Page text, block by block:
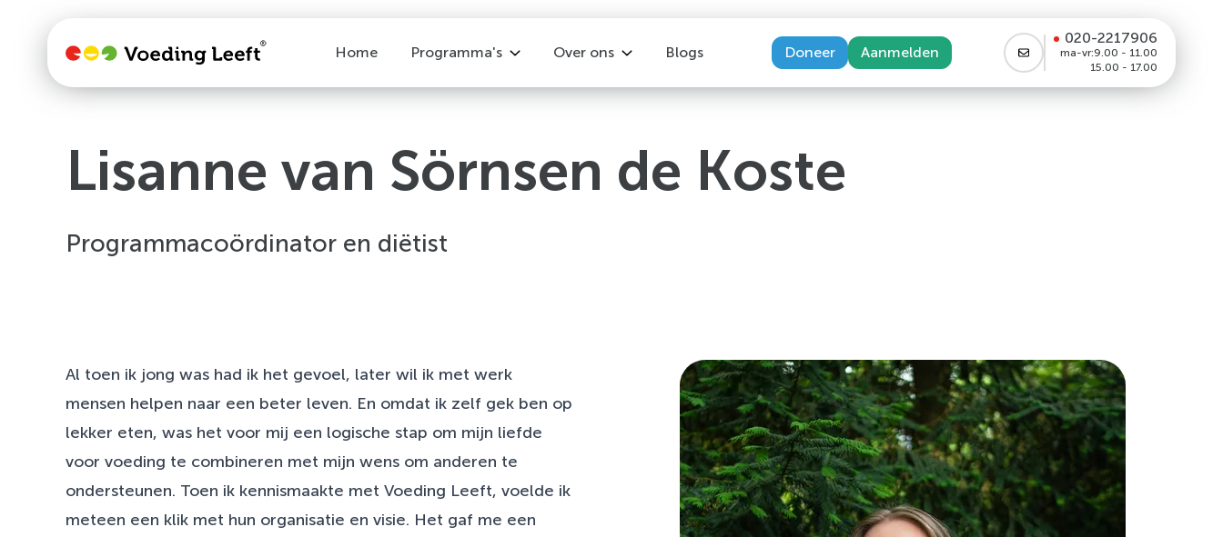
Home Programma's
Leef! met MS
Over ons
Ons team
Blogs Doneer Aanmelden
020-2217906
ma-vr:9.00 - 11.00
15.00 - 17.00
Lisanne van Sörnsen de Koste
Programmacoördinator en diëtist
Al toen ik jong was had ik het gevoel, later wil ik met werk
mensen helpen naar een beter leven. En omdat ik zelf gek ben op
lekker eten, was het voor mij een logische stap om mijn liefde
voor voeding te combineren met mijn wens om anderen te
ondersteunen. Toen ik kennismaakte met Voeding Leeft, voelde ik
meteen een klik met hun organisatie en visie. Het gaf me een